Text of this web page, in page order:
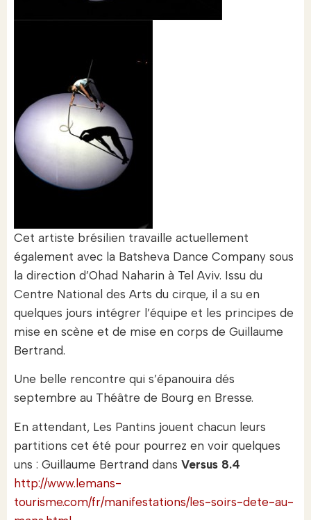
Cet artiste brésilien travaille actuellement
également avec la Batsheva Dance Company sous
la direction d’Ohad Naharin à Tel Aviv. Issu du
Centre National des Arts du cirque, il a su en
quelques jours intégrer l’équipe et les principes de
mise en scène et de mise en corps de Guillaume
Bertrand.
Une belle rencontre qui s’épanouira dés
septembre au Théâtre de Bourg en Bresse.
En attendant, Les Pantins jouent chacun leurs
partitions cet été pour pourrez en voir quelques
uns : Guillaume Bertrand dans Versus 8.4
http://www.lemans-
tourisme.com/fr/manifestations/les-soirs-dete-au-